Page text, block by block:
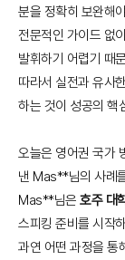
분을 정확히 보완해
전문적인 가이드 없
발휘하기 어렵기 때
따라서 실전과 유사
하는 것이 성공의 핵
오늘은 영어권 국가
낸 Mas**님의 사례
Mas**님은호주 대
스피킹 준비를 시작
과연 어떤 과정을 통